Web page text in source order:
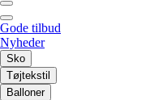
Gode tilbud
Nyheder
Sko
Tøjtekstil
Balloner